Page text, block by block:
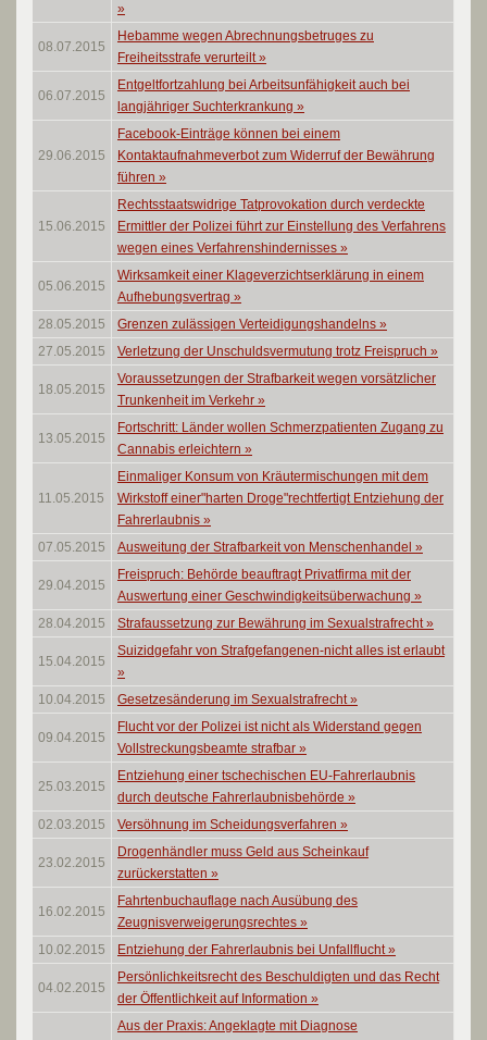
»
08.07.2015
Hebamme wegen Abrechnungsbetruges zu
Freiheitsstrafe verurteilt»
06.07.2015
Entgeltfortzahlung bei Arbeitsunfähigkeit auch bei
langjähriger Suchterkrankung »
29.06.2015
Facebook-Einträge können bei einem
Kontaktaufnahmeverbot zum Widerruf der Bewährung
führen »
15.06.2015
Rechtsstaatswidrige Tatprovokation durch verdeckte
Ermittler der Polizei führt zur Einstellung des Verfahrens
wegen eines Verfahrenshindernisses »
05.06.2015
Wirksamkeit einer Klageverzichtserklärung in einem
Aufhebungsvertrag »
28.05.2015
Grenzen zulässigen Verteidigungshandelns »
27.05.2015
Verletzung der Unschuldsvermutung trotz Freispruch »
18.05.2015
Voraussetzungen der Strafbarkeit wegen vorsätzlicher
Trunkenheit im Verkehr »
13.05.2015
Fortschritt: Länder wollen Schmerzpatienten Zugang zu
Cannabis erleichtern »
11.05.2015
Einmaliger Konsum von Kräutermischungen mit dem
Wirkstoff einer"harten Droge"rechtfertigt Entziehung der
Fahrerlaubnis »
07.05.2015
Ausweitung der Strafbarkeit von Menschenhandel »
29.04.2015
Freispruch: Behörde beauftragt Privatfirma mit der
Auswertung einer Geschwindigkeitsüberwachung »
28.04.2015
Strafaussetzung zur Bewährung im Sexualstrafrecht»
15.04.2015
Suizidgefahr von Strafgefangenen-nicht alles ist erlaubt
»
10.04.2015
Gesetzesänderung im Sexualstrafrecht»
09.04.2015
Flucht vor der Polizei ist nicht als Widerstand gegen
Vollstreckungsbeamte strafbar »
25.03.2015
Entziehung einer tschechischen EU-Fahrerlaubnis
durch deutsche Fahrerlaubnisbehörde »
02.03.2015
Versöhnung im Scheidungsverfahren »
23.02.2015
Drogenhändler muss Geld aus Scheinkauf
zurückerstatten »
16.02.2015
Fahrtenbuchauflage nach Ausübung des
Zeugnisverweigerungsrechtes »
10.02.2015
Entziehung der Fahrerlaubnis bei Unfallflucht»
04.02.2015
Persönlichkeitsrecht des Beschuldigten und das Recht
der Öffentlichkeit auf Information »
Aus der Praxis: Angeklagte mit Diagnose